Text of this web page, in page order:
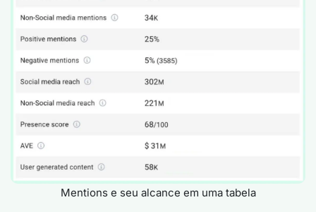
Mentions e seu alcance em uma tabela